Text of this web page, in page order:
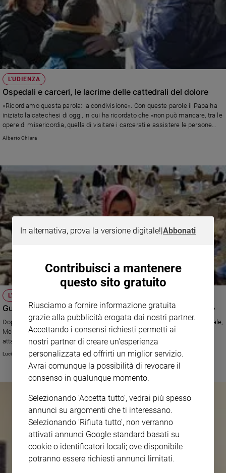
L'UDIENZA
Ospedali e carceri, le lacrime delle cattedrali del dolore
«Ricordiamo questa parola: la condivisione». Con queste parole il Papa ha
iniziato la catechesi di oggi, in cui ha ricordato che «non può mancare, tra le
opere di misericordia, quella di visitare i carcerati e assistere le persone
malate».
Alberto Chiara
L'APPELLO
Guerra in Yemen: «Basta essere complici inviando armi»
Dopo l’ennesimo bombardamento – ancora una volta – contro un ospedale,
Medici senza Frontiere annuncia che lascerà lo Yemen del nord. Questi
attacchi contro le strutture sanitarie, come pure i duplici o triplici
bombardamenti sugli stessi luoghi (che vanno a colpire i soccorritori) sono
crimini di guerra e contro l’umanità. Una petizione, lanciata su change.org
dal nostro collaboratore Luigi Grimaldi, chiede che il nostro governo
interrompa perlomeno le forniture di armi all’Arabia Saudita, responsabile
Luciano Scalettari
In alternativa, prova la versione digitale!|Abbonati
Contribuisci a mantenere
questo sito gratuito
Riusciamo a fornire informazione gratuita
grazie alla pubblicità erogata dai nostri partner.
Accettando i consensi richiesti permetti ai
nostri partner di creare un'esperienza
personalizzata ed offrirti un miglior servizio.
Avrai comunque la possibilità di revocare il
consenso in qualunque momento.
Selezionando 'Accetta tutto', vedrai più spesso
annunci su argomenti che ti interessano.
Selezionando 'Rifiuta tutto', non verranno
attivati annunci Google standard basati su
cookie o identificatori locali; ove disponibile
potranno essere richiesti annunci limitati.